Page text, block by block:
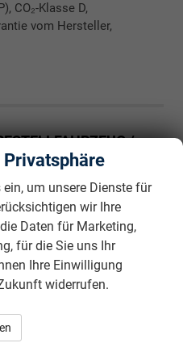
CO₂-Klasse D,
vom Hersteller,
drucken
/
um unsere Dienste für
wir Ihre
Daten für Marketing,
für die Sie uns Ihr
Ihre Einwilligung
widerrufen.